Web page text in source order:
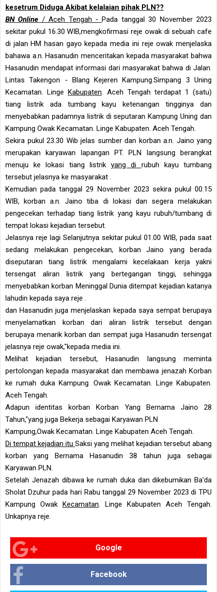
kesetrum Diduga Akibat kelalaian pihak PLN??
BN Online / Aceh Tengah -Pada tanggal 30 November 2023
sekitar pukul 16.30 WIB,mengkofirmasi reje owak di sebuah cafe
di jalan HM hasan gayo kepada media ini reje owak menjelaska
bahawa a.n. Hasanudin menceritakan kepada masyarakat bahwa
Hasanudin mendapat informasi dari masyarakat bahwa di Jalan.
Lintas Takengon - Blang Kejeren Kampung.Simpang 3 Uning
Kecamatan. Linge Kabupaten. Aceh Tengah terdapat 1 (satu)
tiang listrik ada tumbang kayu ketenangan tingginya dan
menyebabkan padamnya listrik di seputaran Kampung Uning dan
Kampung Owak Kecamatan. Linge Kabupaten. Aceh Tengah.
Sekira pukul 23.30 Wib jelas sumber dan korban a.n. Jaino yang
merupakan karyawan lapangan PT. PLN langsung berangkat
menuju ke lokasi tiang listrikyang di rubuh kayu tumbang
tersebut jelasnya ke masyarakat .
Kemudian pada tanggal 29 November 2023 sekira pukul 00.15
WIB, korban a.n. Jaino tiba di lokasi dan segera melakukan
pengecekan terhadap tiang listrik yang kayu rubuh/tumbang di
tempat lokasi kejadian tersebut.
Jelasnya reje lagi Selanjutnya sekitar pukul 01.00 WIB, pada saat
sedang melakukan pengecekan, korban Jaino yang berada
diseputaran tiang listrik mengalami kecelakaan kerja yakni
tersengat aliran listrik yang bertegangan tinggi, sehingga
menyebabkan korban Meninggal Dunia ditempat kejadian katanya
lahudin kepada saya reje .
dan Hasanudin juga menjelaskan kepada saya sempat berupaya
menyelamatkan korban dari aliran listrik tersebut dengan
berupaya menarik korban dan sempat juga Hasanudin tersengat
jelasnya reje owak,"kepada media ini.
Melihat kejadian tersebut, Hasanudin langsung meminta
pertolongan kepada masyarakat dan membawa jenazah Korban
ke rumah duka Kampung. Owak Kecamatan. Linge Kabupaten.
Aceh Tengah.
Adapun identitas korban Korban Yang Bernama Jaino 28
Tahun,"yang juga Bekerja sebagai Karyawan PLN
Kampung,Owak Kecamatan. Linge Kabupaten Aceh Tengah.
Di tempat kejadian itu Saksi yang melihat kejadian tersebut abang
korban yang Bernama Hasanudin 38 tahun juga sebagai
Karyawan PLN.
Setelah Jenazah dibawa ke rumah duka dan dikebumikan Ba'da
Sholat Dzuhur pada hari Rabu tanggal 29 November 2023 di TPU
Kampung Owak Kecamatan. Linge Kabupaten Aceh Tengah.
Unkapnya reje.
Google
Facebook